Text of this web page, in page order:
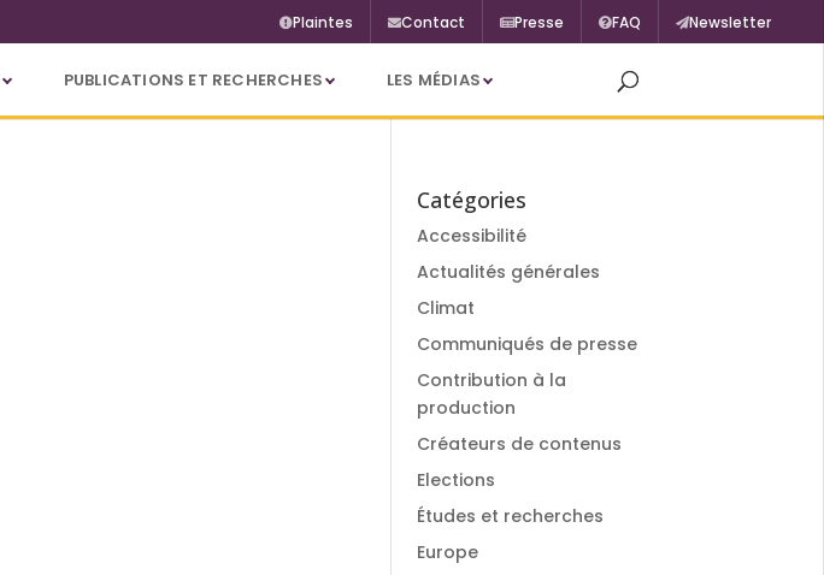
Plaintes Contact Presse FAQ Newsletter
PUBLICATIONS ET RECHERCHES LES MÉDIAS
Catégories
Accessibilité
Actualités générales
Climat
Communiqués de presse
Contribution à la
production
Créateurs de contenus
Elections
Études et recherches
Europe